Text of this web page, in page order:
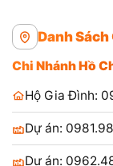
Danh
Chi Nhánh Hồ
Hộ Gia Đình:
Dự án:
Dự án: